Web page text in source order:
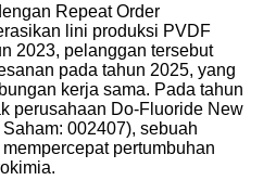
Repeat Order
lini produksi PVDF
2023, pelanggan tersebut
pada tahun 2025, yang
kerja sama. Pada tahun
perusahaan Do-Fluoride New
002407), sebuah
pertumbuhan